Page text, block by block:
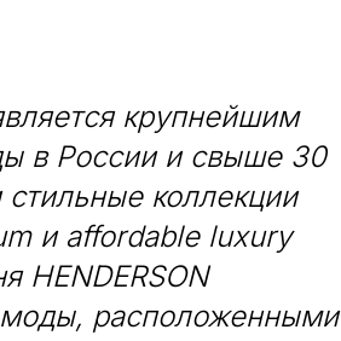
крупнейшим
в России и свыше 30
коллекции
и affordable luxury
HENDERSON
моды, расположенными